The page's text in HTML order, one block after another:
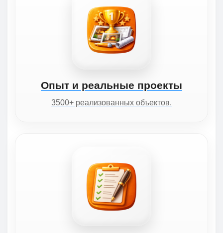
Опыт и реальные проекты
3500+ реализованных объектов.